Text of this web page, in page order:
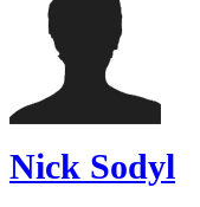
Nick Sodyl